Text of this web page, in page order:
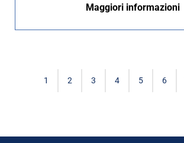
Maggiori informazioni
1 2 3 4 5 6